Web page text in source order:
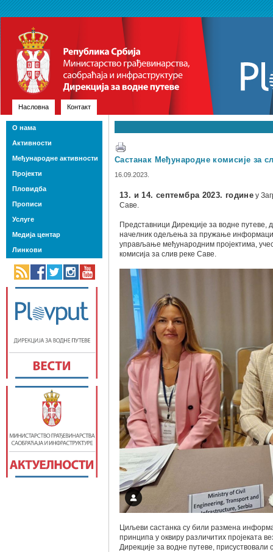
Насловна Контакт
Састанак Међународне комисије за
16.09.2023.
13. и 14. септембра 2023. године у
Саве.
Представници Дирекције за водне путеве,
начелник одељења за пружање
управљање међународним пројектима,
комисија за слив реке Саве.
Циљеви састанка су били размена
принципа у оквиру различитих пројеката
Дирекције за водне путеве,
О нама
Активности
Међународне активности
Пројекти
Пловидба
Прописи
Услуге
Медија центар
Линкови